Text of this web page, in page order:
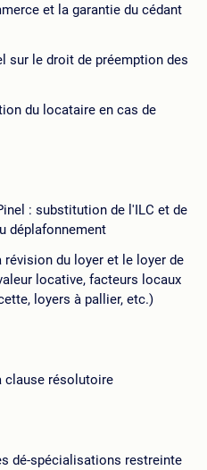
et la garantie du cédant
sur le droit de préemption des
du locataire en cas de
: substitution de l'ILC et de
déplafonnement
du loyer et le loyer de
locative, facteurs locaux
loyers à pallier, etc.)
clause résolutoire
dé-spécialisations restreinte